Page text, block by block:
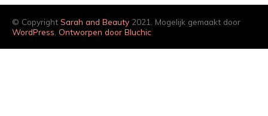
© Copyright Sarah and Beauty 2021. Mogelijk gemaakt door
WordPress Ontworpen door Bluchic